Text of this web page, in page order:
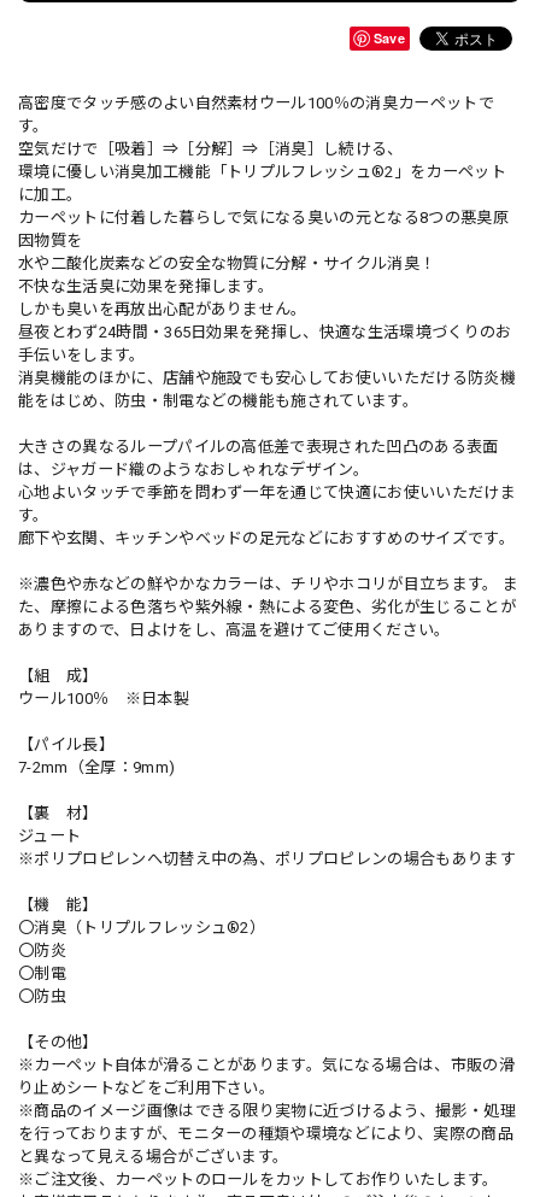
Save
高密度でタッチ感のよい自然素材ウール100％の消臭カーペットで
す。
空気だけで［吸着］⇒［分解］⇒［消臭］し続ける、
環境に優しい消臭加工機能「トリプルフレッシュ®2」をカーペット
に加工。
カーペットに付着した暮らしで気になる臭いの元となる8つの悪臭原
因物質を
水や二酸化炭素などの安全な物質に分解・サイクル消臭！
不快な生活臭に効果を発揮します。
しかも臭いを再放出心配がありません。
昼夜とわず24時間・365日効果を発揮し、快適な生活環境づくりのお
手伝いをします。
消臭機能のほかに、店舗や施設でも安心してお使いいただける防炎機
能をはじめ、防虫・制電などの機能も施されています。
大きさの異なるループパイルの高低差で表現された凹凸のある表面
は、ジャガード織のようなおしゃれなデザイン。
心地よいタッチで季節を問わず一年を通じて快適にお使いいただけま
す。
廊下や玄関、キッチンやベッドの足元などにおすすめのサイズです。
※濃色や赤などの鮮やかなカラーは、チリやホコリが目立ちます。 ま
た、摩擦による色落ちや紫外線・熱による変色、劣化が生じることが
ありますので、日よけをし、高温を避けてご使用ください。
【組 成】
ウール100％ ※日本製
【パイル長】
7-2mm（全厚：9mm)
【裏 材】
ジュート
※ポリプロピレンへ切替え中の為、ポリプロピレンの場合もあります
【機 能】
〇消臭（トリプルフレッシュ®2）
〇防炎
〇制電
〇防虫
【その他】
※カーペット自体が滑ることがあります。気になる場合は、市販の滑
り止めシートなどをご利用下さい。
※商品のイメージ画像はできる限り実物に近づけるよう、撮影・処理
を行っておりますが、モニターの種類や環境などにより、実際の商品
と異なって見える場合がございます。
※ご注文後、カーペットのロールをカットしてお作りいたします。